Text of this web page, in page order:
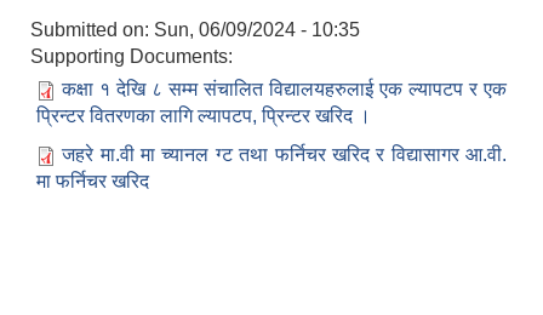
Submitted on: Sun, 06/09/2024 - 10:35
Supporting Documents:
कक्षा १ देखि ८ सम्म संचालित विद्यालयहरुलाई एक ल्यापटप र एक
प्रिन्टर वितरणका लागि ल्यापटप, प्रिन्टर खरिद ।
जहरे मा.वी मा च्यानल ग्ट तथा फर्निचर खरिद र विद्यासागर आ.वी.
मा फर्निचर खरिद